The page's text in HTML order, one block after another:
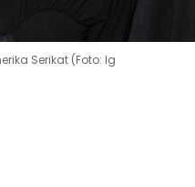
Serikat (Foto: Ig